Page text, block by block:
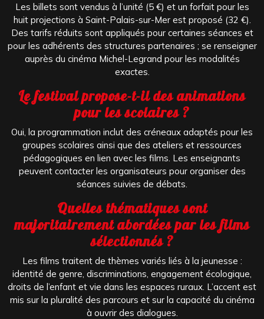
Les billets sont vendus à l’unité (5 €) et un forfait pour les
huit projections à Saint-Palais-sur-Mer est proposé (32 €).
Des tarifs réduits sont appliqués pour certaines séances et
pour les adhérents des structures partenaires ; se renseigner
auprès du cinéma Michel-Legrand pour les modalités
exactes.
Le festival propose-t-il des animations
pour les scolaires ?
Oui, la programmation inclut des créneaux adaptés pour les
groupes scolaires ainsi que des ateliers et ressources
pédagogiques en lien avec les films. Les enseignants
peuvent contacter les organisateurs pour organiser des
séances suivies de débats.
Quelles thématiques sont
majoritairement abordées par les films
sélectionnés ?
Les films traitent de thèmes variés liés à la jeunesse :
identité de genre, discriminations, engagement écologique,
droits de l’enfant et vie dans les espaces ruraux. L’accent est
mis sur la pluralité des parcours et sur la capacité du cinéma
à ouvrir des dialogues.